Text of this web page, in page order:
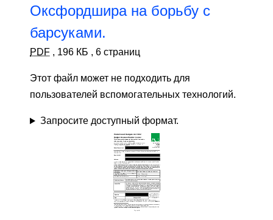
Оксфордшира на борьбу с
барсуками.
PDF , 196 КБ , 6 страниц
Этот файл может не подходить для
пользователей вспомогательных технологий.
Запросите доступный формат.